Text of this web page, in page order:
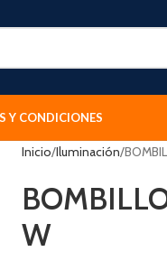
Y CONDICIONES
Inicio Iluminación
W